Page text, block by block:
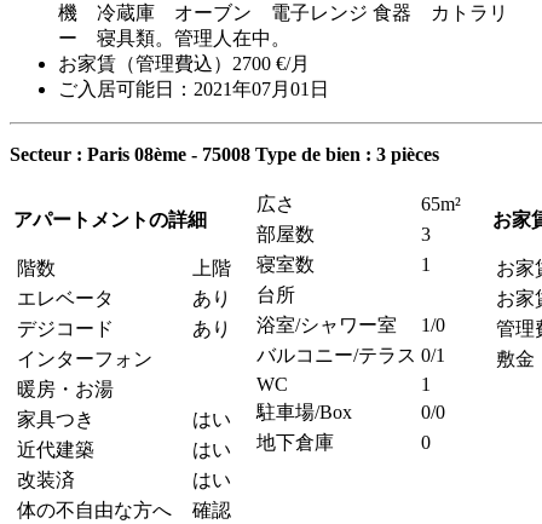
機 冷蔵庫 オーブン 電子レンジ 食器 カトラリ
ー 寝具類。管理人在中。
お家賃（管理費込）2700 €/月
ご入居可能日：2021年07月01日
Secteur : Paris 08ème - 75008 Type de bien : 3 pièces
アパートメントの詳細
階数
上階
エレベータ
あり
デジコード
あり
インターフォン
暖房・お湯
家具つき
はい
近代建築
はい
改装済
はい
体の不自由な方へ
確認
広さ
65m²
部屋数
3
寝室数
1
台所
浴室/シャワー室
1/0
バルコニー/テラス 0/1
WC
1
駐車場/Box
0/0
地下倉庫
0
お家
お家
お
管理
敷金